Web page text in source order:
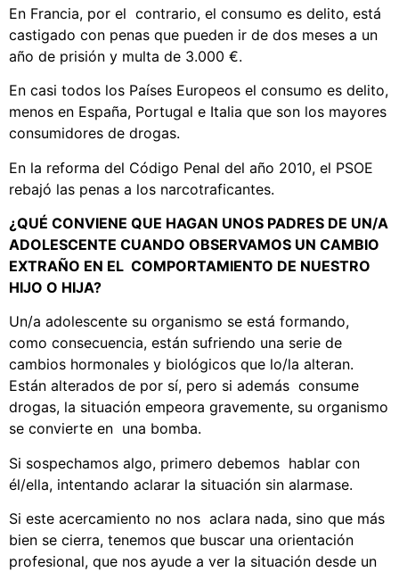
En Francia, por el contrario, el consumo es delito, está
castigado con penas que pueden ir de dos meses a un
año de prisión y multa de 3.000 €.
En casi todos los Países Europeos el consumo es delito,
menos en España, Portugal e Italia que son los mayores
consumidores de drogas.
En la reforma del Código Penal del año 2010, el PSOE
rebajó las penas a los narcotraficantes.
¿QUÉ CONVIENE QUE HAGAN UNOS PADRES DE UN/A
ADOLESCENTE CUANDO OBSERVAMOS UN CAMBIO
EXTRAÑO EN EL COMPORTAMIENTO DE NUESTRO
HIJO O HIJA?
Un/a adolescente su organismo se está formando,
como consecuencia, están sufriendo una serie de
cambios hormonales y biológicos que lo/la alteran.
Están alterados de por sí, pero si además consume
drogas, la situación empeora gravemente, su organismo
se convierte en una bomba.
Si sospechamos algo, primero debemos hablar con
él/ella, intentando aclarar la situación sin alarmase.
Si este acercamiento no nos aclara nada, sino que más
bien se cierra, tenemos que buscar una orientación
profesional, que nos ayude a ver la situación desde un